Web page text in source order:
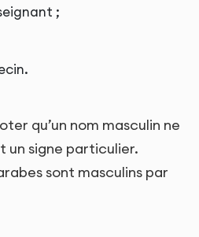
;
qu’un nom masculin ne
signe particulier.
sont masculins par